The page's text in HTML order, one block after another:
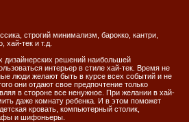
строгий минимализм, барокко, кантри,
хай-тек и т.д.
решений наибольшей
интерьер в стиле хай-тек. Время не
люди желают быть в курсе всех событий и не
они отдают свое предпочтение только
в стороне все ненужное. При желании в хай-
даже комнату ребенка. И в этом поможет
кровать, компьютерный столик,
и шифоньеры.